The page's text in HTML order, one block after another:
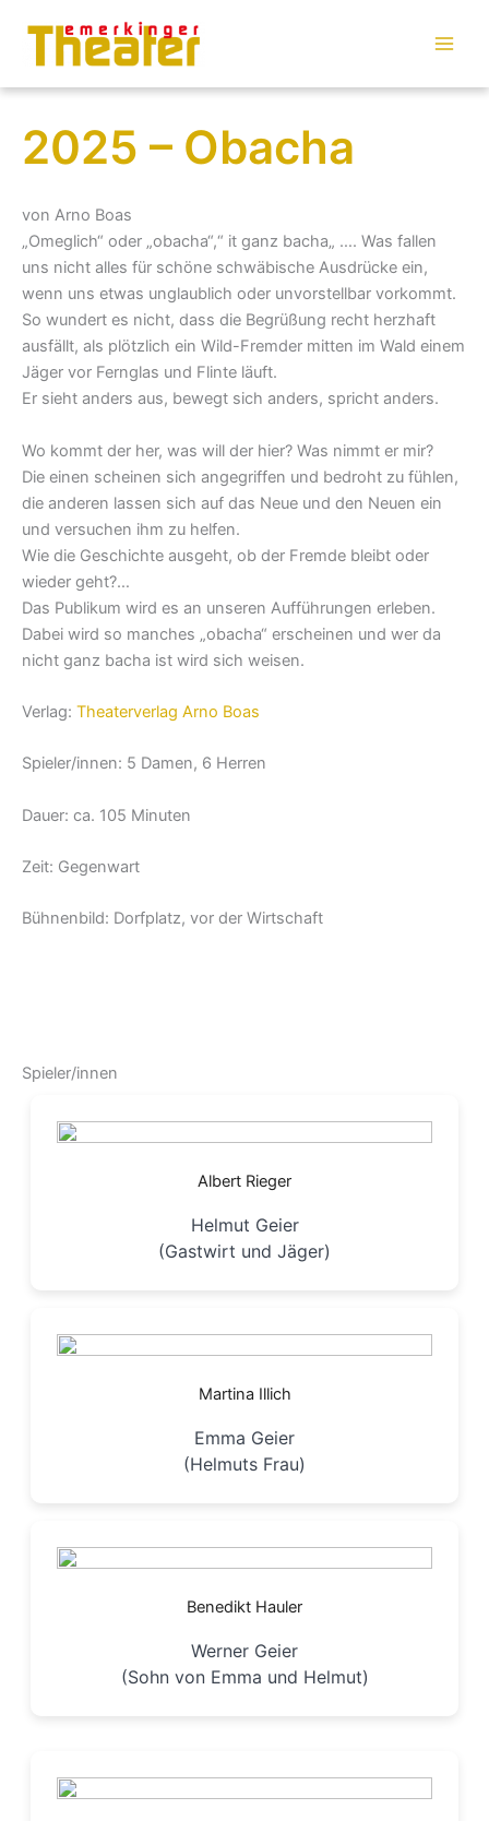
Inhalt
springen
2025 – Obacha
von Arno Boas
„Omeglich“ oder „obacha“,“ it ganz bacha„ …. Was fallen
uns nicht alles für schöne schwäbische Ausdrücke ein,
wenn uns etwas unglaublich oder unvorstellbar vorkommt.
So wundert es nicht, dass die Begrüßung recht herzhaft
ausfällt, als plötzlich ein Wild-Fremder mitten im Wald einem
Jäger vor Fernglas und Flinte läuft.
Er sieht anders aus, bewegt sich anders, spricht anders.
Wo kommt der her, was will der hier? Was nimmt er mir?
Die einen scheinen sich angegriffen und bedroht zu fühlen,
die anderen lassen sich auf das Neue und den Neuen ein
und versuchen ihm zu helfen.
Wie die Geschichte ausgeht, ob der Fremde bleibt oder
wieder geht?…
Das Publikum wird es an unseren Aufführungen erleben.
Dabei wird so manches „obacha“ erscheinen und wer da
nicht ganz bacha ist wird sich weisen.
Verlag: Theaterverlag Arno Boas
Spieler/innen: 5 Damen, 6 Herren
Dauer: ca. 105 Minuten
Zeit: Gegenwart
Bühnenbild: Dorfplatz, vor der Wirtschaft
Spieler/innen
Albert Rieger
Helmut Geier
(Gastwirt und Jäger)
Martina Illich
Emma Geier
(Helmuts Frau)
Benedikt Hauler
Werner Geier
(Sohn von Emma und Helmut)